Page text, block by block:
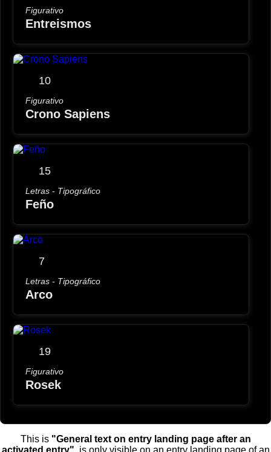
Figurativo
Entreismos
10
Figurativo
Crono Sapiens
15
Letras - Tipográfico
Feño
7
Letras - Tipográfico
Arco
19
Figurativo
Rosek
This is "General text on entry landing page after an
activated entry" , is only visible on an entry landing page of an